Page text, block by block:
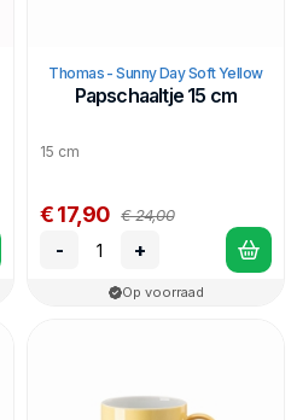
Thomas - Sunny Day Soft Yellow
Papschaaltje 15 cm
15 cm
€ 17,90 € 24,00
- +
Op voorraad